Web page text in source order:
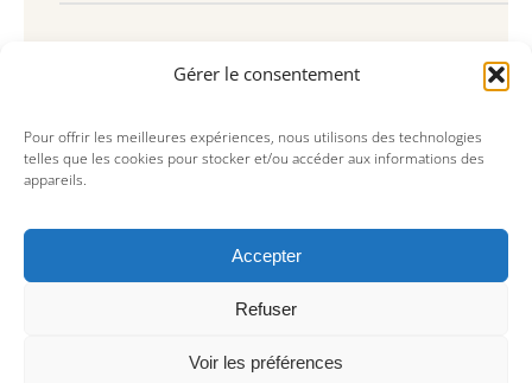
Gérer le consentement
Pour offrir les meilleures expériences, nous utilisons des technologies
telles que les cookies pour stocker et/ou accéder aux informations des
appareils.
Accepter
Refuser
Voir les préférences
Souscrire